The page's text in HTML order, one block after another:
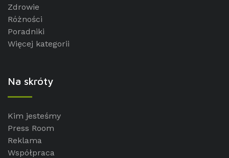
Zdrowie
Różności
Poradniki
Więcej kategorii
Na skróty
Kim jesteśmy
Press Room
Reklama
Współpraca